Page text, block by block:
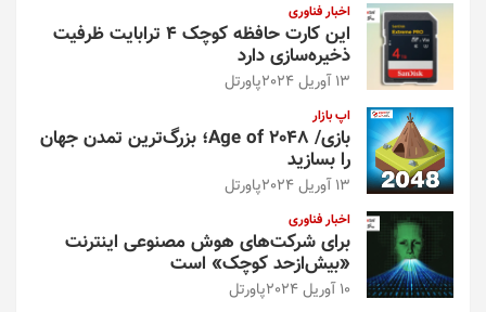
اخبار فناوری
این کارت حافظه کوچک ۴ ترابایت ظرفیت
ذخیره‌سازی دارد
13 آوریل 2024 پاورتل
اپ بازار
بازی/ Age of 2048؛ بزرگ‌ترین تمدن جهان
را بسازید
13 آوریل 2024 پاورتل
اخبار فناوری
برای شرکت‌های هوش مصنوعی اینترنت
«بیش‌از‌حد کوچک» است
10 آوریل 2024 پاورتل